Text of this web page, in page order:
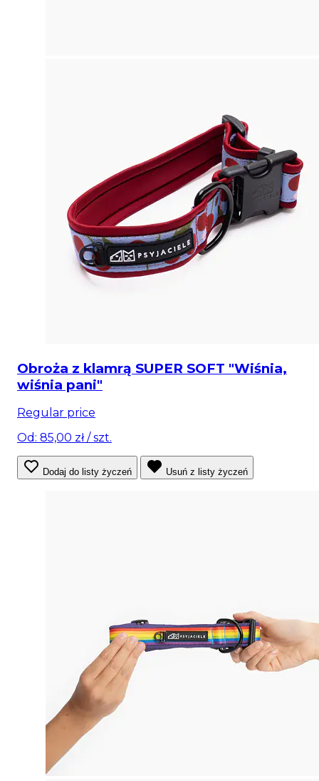
Obroża z klamrą SUPER SOFT "Wiśnia,
wiśnia pani"
Regular price
Od: 85,00 zł/ szt.
Dodaj do listy życzeń Usuń z listy życzeń